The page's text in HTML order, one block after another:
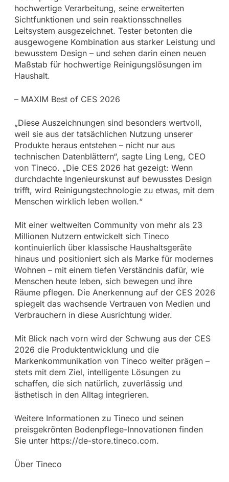
hochwertige Verarbeitung, seine erweiterten
Sichtfunktionen und sein reaktionsschnelles
Leitsystem ausgezeichnet. Tester betonten die
ausgewogene Kombination aus starker Leistung und
bewusstem Design – und sehen darin einen neuen
Maßstab für hochwertige Reinigungslösungen im
Haushalt.
– MAXIM Best of CES 2026
„Diese Auszeichnungen sind besonders wertvoll,
weil sie aus der tatsächlichen Nutzung unserer
Produkte heraus entstehen – nicht nur aus
technischen Datenblättern“, sagte Ling Leng, CEO
von Tineco. „Die CES 2026 hat gezeigt: Wenn
durchdachte Ingenieurskunst auf bewusstes Design
trifft, wird Reinigungstechnologie zu etwas, mit dem
Menschen wirklich leben wollen.“
Mit einer weltweiten Community von mehr als 23
Millionen Nutzern entwickelt sich Tineco
kontinuierlich über klassische Haushaltsgeräte
hinaus und positioniert sich als Marke für modernes
Wohnen – mit einem tiefen Verständnis dafür, wie
Menschen heute leben, sich bewegen und ihre
Räume pflegen. Die Anerkennung auf der CES 2026
spiegelt das wachsende Vertrauen von Medien und
Verbrauchern in diese Ausrichtung wider.
Mit Blick nach vorn wird der Schwung aus der CES
2026 die Produktentwicklung und die
Markenkommunikation von Tineco weiter prägen –
stets mit dem Ziel, intelligente Lösungen zu
schaffen, die sich natürlich, zuverlässig und
ästhetisch in den Alltag integrieren.
Weitere Informationen zu Tineco und seinen
preisgekrönten Bodenpflege-Innovationen finden
Sie unter https://de-store.tineco.com.
Über Tineco